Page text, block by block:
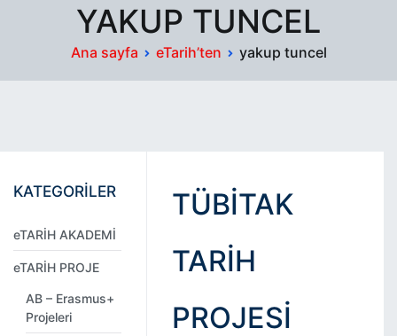
YAKUP TUNCEL
Ana sayfa eTarih’ten yakup tuncel
TÜBİTAK
TARIH
PROJESI
KATEGORİLER
eTARİH AKADEMİ
eTARİH PROJE
AB – Erasmus+
Projeleri